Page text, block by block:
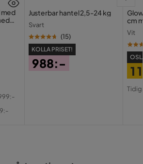
Justerbar hantel 2,5-24 kg
Svart
(15)
KOLLA PRISET!
988:-
cm
Vit
1